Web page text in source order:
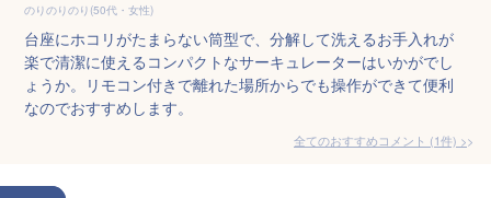
のりのりのり(50代・女性)
台座にホコリがたまらない筒型で、分解して洗えるお手入れが
楽で清潔に使えるコンパクトなサーキュレーターはいかがでし
ょうか。リモコン付きで離れた場所からでも操作ができて便利
なのでおすすめします。
全てのおすすめコメント (1件) >